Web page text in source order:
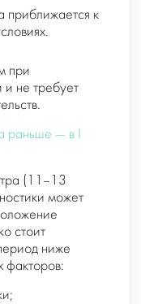
приближается к
при
и не требует
раньше — в I
(11–13
может
стоит
ниже
факторов: